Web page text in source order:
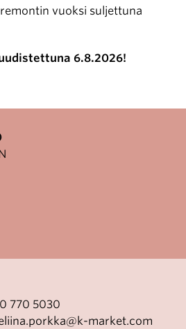
vuoksi suljettuna
6.8.2026!
770 5030
market.com